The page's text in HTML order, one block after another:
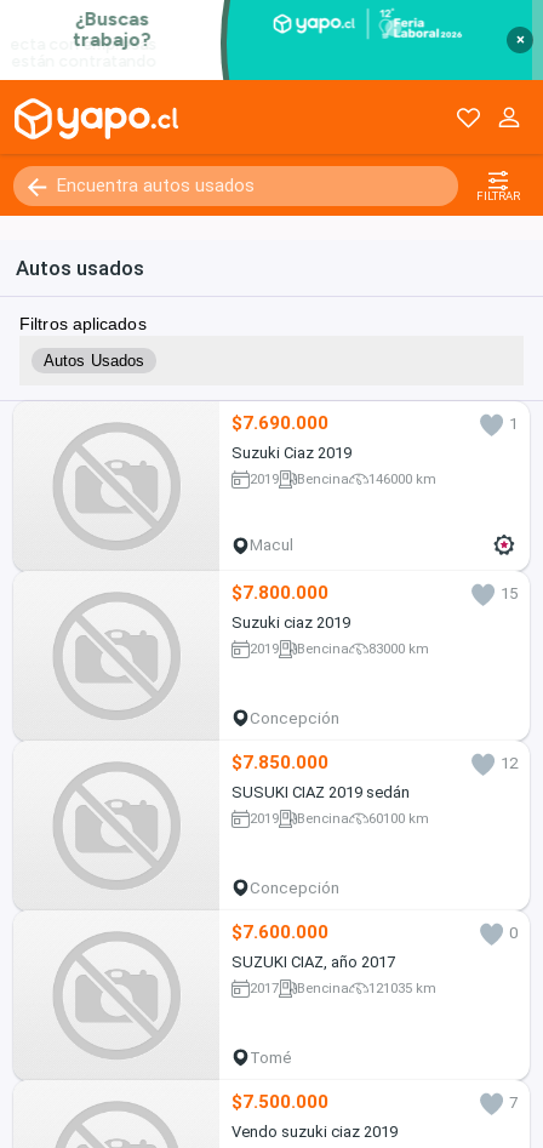
×
FILTRAR
Autos usados
Filtros aplicados
Autos Usados
$7.690.000
1
Suzuki Ciaz 2019
2019 Bencina 146000 km
Macul
$7.800.000
15
Suzuki ciaz 2019
2019 Bencina 83000 km
Concepción
$7.850.000
12
SUSUKI CIAZ 2019 sedán
2019 Bencina 60100 km
Concepción
$7.600.000
0
SUZUKI CIAZ, año 2017
2017 Bencina 121035 km
Tomé
$7.500.000
7
Vendo suzuki ciaz 2019